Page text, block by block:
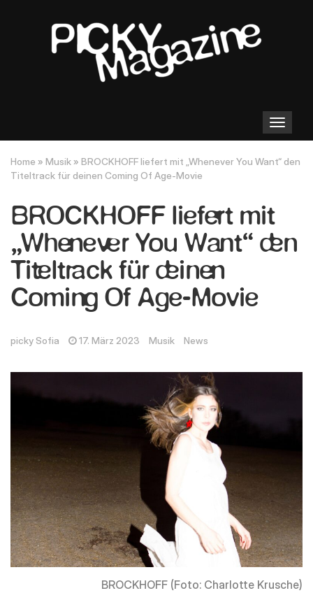
Toggle
navigation
Home » Musik» BROCKHOFF liefert mit „Whenever You Want“ den
Titeltrack für deinen Coming Of Age-Movie
BROCKHOFF liefert mit
„Whenever You Want“ den
Titeltrack für deinen
Coming Of Age-Movie
picky Sofia 17. März 2023 Musik News
BROCKHOFF (Foto: Charlotte Krusche)